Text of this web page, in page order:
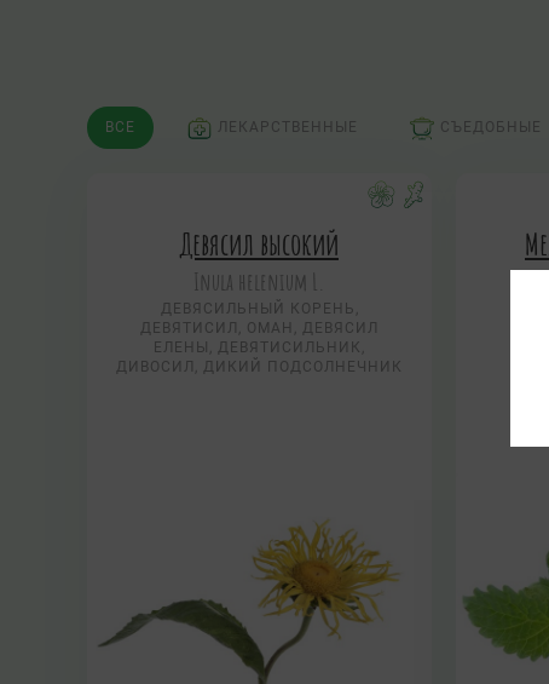
ВСЕ ЛЕКАРСТВЕННЫЕ СЪЕДОБНЫЕ
Девясил высокий
Inula helenium L.
ДЕВЯСИЛЬНЫЙ КОРЕНЬ,
ДЕВЯТИСИЛ, ОМАН, ДЕВЯСИЛ
ЕЛЕНЫ, ДЕВЯТИСИЛЬНИК,
ДИВОСИЛ, ДИКИЙ ПОДСОЛНЕЧНИК